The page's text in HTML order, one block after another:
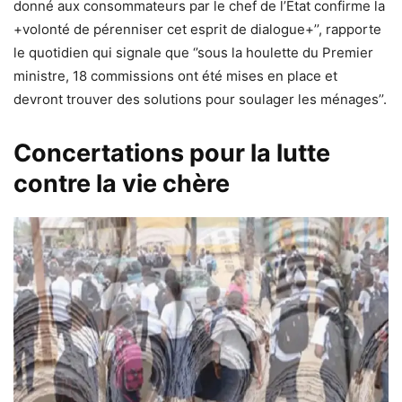
donné aux consommateurs par le chef de l’État confirme la
+volonté de pérenniser cet esprit de dialogue+’’, rapporte
le quotidien qui signale que ‘’sous la houlette du Premier
ministre, 18 commissions ont été mises en place et
devront trouver des solutions pour soulager les ménages’’.
Concertations pour la lutte
contre la vie chère